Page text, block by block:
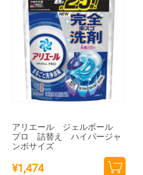
アリエール ジェルボール
プロ 詰替え ハイパージャ
ンボサイズ
¥1,474